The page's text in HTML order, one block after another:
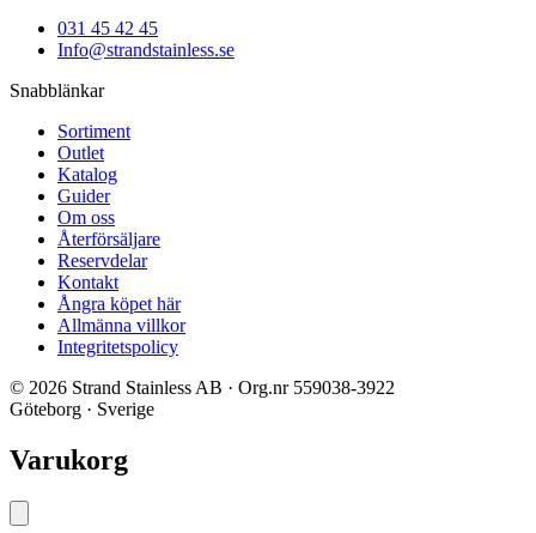
031 45 42 45
Info@strandstainless.se
Snabblänkar
Sortiment
Outlet
Katalog
Guider
Om oss
Återförsäljare
Reservdelar
Kontakt
Ångra köpet här
Allmänna villkor
Integritetspolicy
© 2026 Strand Stainless AB · Org.nr 559038-3922
Göteborg · Sverige
Varukorg